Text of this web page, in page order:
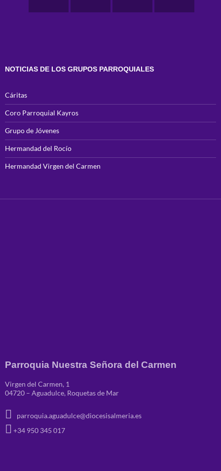
NOTICIAS DE LOS GRUPOS PARROQUIALES
Cáritas
Coro Parroquial Kayros
Grupo de Jóvenes
Hermandad del Rocío
Hermandad Virgen del Carmen
Parroquia Nuestra Señora del Carmen
Virgen del Carmen, 1
04720 – Aguadulce, Roquetas de Mar
parroquia.aguadulce@diocesisalmeria.es
+34 950 345 017